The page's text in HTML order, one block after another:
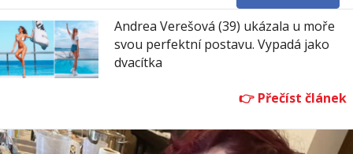
Andrea Verešová (39) ukázala u moře
svou perfektní postavu. Vypadá jako
dvacítka